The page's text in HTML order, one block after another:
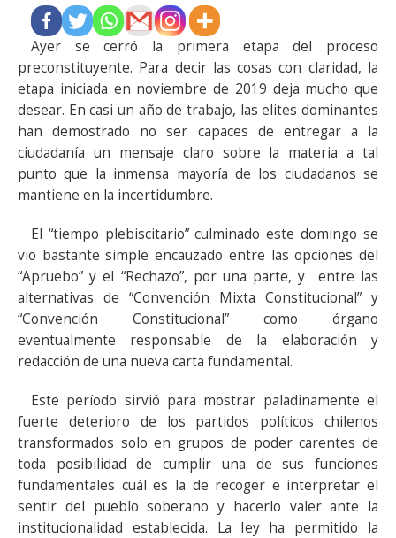
Ayer se cerró la primera etapa del proceso
preconstituyente. Para decir las cosas con claridad, la
etapa iniciada en noviembre de 2019 deja mucho que
desear. En casi un año de trabajo, las elites dominantes
han demostrado no ser capaces de entregar a la
ciudadanía un mensaje claro sobre la materia a tal
punto que la inmensa mayoría de los ciudadanos se
mantiene en la incertidumbre.
El “tiempo plebiscitario” culminado este domingo se
vio bastante simple encauzado entre las opciones del
“Apruebo” y el “Rechazo”, por una parte, y entre las
alternativas de “Convención Mixta Constitucional” y
“Convención Constitucional” como órgano
eventualmente responsable de la elaboración y
redacción de una nueva carta fundamental.
Este período sirvió para mostrar paladinamente el
fuerte deterioro de los partidos políticos chilenos
transformados solo en grupos de poder carentes de
toda posibilidad de cumplir una de sus funciones
fundamentales cuál es la de recoger e interpretar el
sentir del pueblo soberano y hacerlo valer ante la
institucionalidad establecida. La ley ha permitido la